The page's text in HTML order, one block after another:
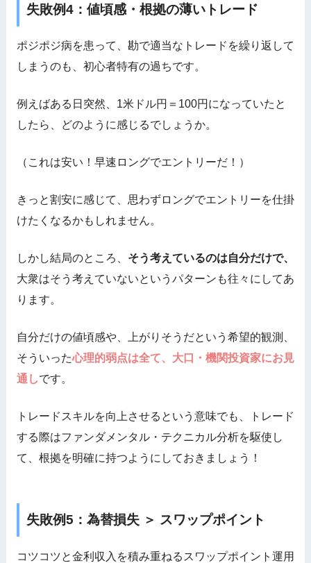
失敗例4：値頃感・根拠の薄いトレード
ポジポジ病を患って、勘で適当なトレードを繰り返して
しまうのも、初心者特有の過ちです。
例えばある日突然、1米ドル円＝100円になっていたと
したら、どのように感じるでしょうか。
（これは安い！早速ロングでエントリーだ！）
きっと割安に感じて、思わずロングでエントリーを仕掛
けたくなるかもしれません。
しかし結局のところ、 そう考えているのは自分だけで、
大衆はそう考えていないというパターンも往々にしてあ
ります。
自分だけの値頃感や、上がりそうだという希望的観測、
そういった心理的弱点は全て、大口・機関投資家にお見
通しです。
トレードスキルを向上させるという意味でも、トレード
する際はファンダメンタル・テクニカル分析を駆使し
て、根拠を明確に持つようにしておきましょう！
失敗例5：為替損失 ＞ スワップポイント
コツコツと金利収入を積み重ねるスワップポイント運用